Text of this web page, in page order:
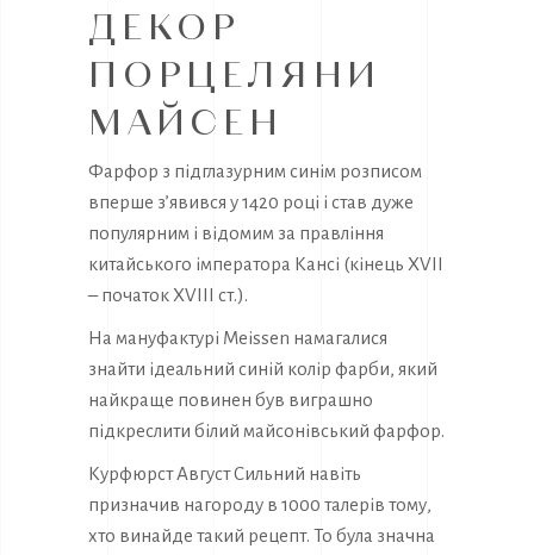
ДЕКОР
ПОРЦЕЛЯНИ
МАЙСЕН
Фарфор з підглазурним синім розписом
вперше з’явився у 1420 році і став дуже
популярним і відомим за правління
китайського імператора Кансі (кінець XVII
– початок XVIII ст.).
На мануфактурі Meissen намагалися
знайти ідеальний синій колір фарби, який
найкраще повинен був виграшно
підкреслити білий майсонівський фарфор.
Курфюрст Август Сильний навіть
призначив нагороду в 1000 талерів тому,
хто винайде такий рецепт. То була значна